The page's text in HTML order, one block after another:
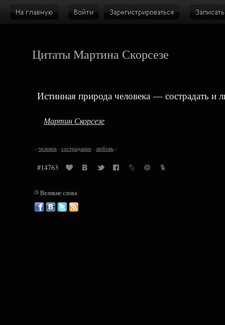
Цитаты Мартина Скорсезе
Истинная природа человека — сострадать и
Мартин Скорсезе
‹ человек· сострадание· любовь›
#14763
©Великие слова